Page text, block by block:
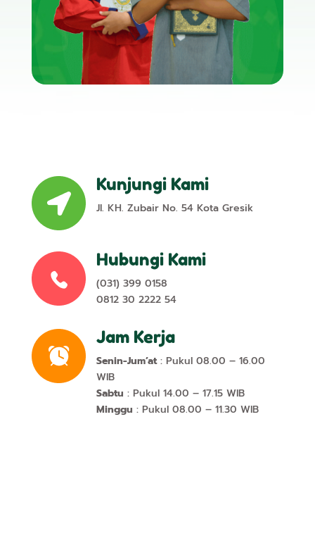
Kunjungi Kami
Jl. KH. Zubair No. 54 Kota Gresik
Hubungi Kami
(031) 399 0158
0812 30 2222 54
Jam Kerja
Senin-Jum’at: Pukul 08.00 – 16.00
WIB
Sabtu : Pukul 14.00 – 17.15 WIB
Minggu : Pukul 08.00 – 11.30 WIB